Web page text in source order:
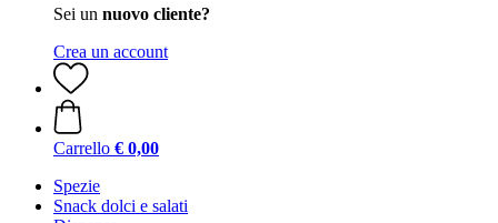
Sei un nuovo cliente?
Crea un account
Carrello € 0,00
Spezie
Snack dolci e salati